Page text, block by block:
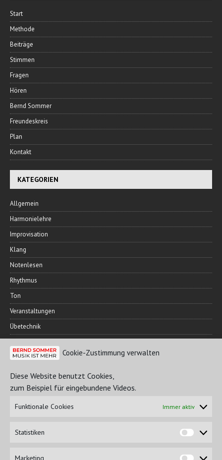
Cookie-Zustimmung verwalten
Diese Website benutzt Cookies,
zum Beispiel für eingebundene Videos.
Funktionale Cookies Immer aktiv
Statistiken
Marketing
Start
Methode
Beiträge
Stimmen
Fragen
Hören
Bernd Sommer
Freundeskreis
Plan
Kontakt
KATEGORIEN
Allgemein
Harmonielehre
Improvisation
Klang
Notenlesen
Rhythmus
Ton
Veranstaltungen
Übetechnik
FREUNDESKREIS